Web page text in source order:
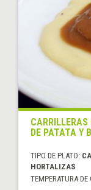
CARRILLERAS
DE PATATA Y
TIPO DE PLATO:
HORTALIZAS
TEMPERATURA